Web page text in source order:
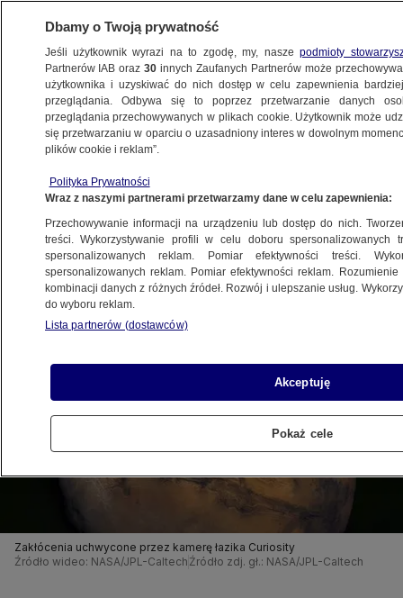
METEO
NAUKA
ale i niebezpieczne
16.06.2024, 14:12
Udostępnij
Zakłócenia uchwycone przez kamerę łazika Curiosity
Źródło wideo: NASA/JPL-Caltech Źródło zdj. gł.: NASA/JPL-Caltech
Dbamy o Twoją prywatność
Jeśli użytkownik wyrazi na to zgodę, my, naszepodmioty
Partnerów IAB oraz30 innych Zaufanych Partnerów może
użytkownika i uzyskiwać do nich dostęp w celu zapewnienia
przeglądania. Odbywa się to poprzez przetwarzanie danych
przeglądania przechowywanych w plikach cookie. Użytkownik może
się przetwarzaniu w oparciu o uzasadniony interes w dowolnym
plików cookie i reklam”.
Polityka Prywatności
Wraz z naszymi partnerami przetwarzamy dane w celu zapewnienia:
Przechowywanie informacji na urządzeniu lub dostęp do nich.
treści. Wykorzystywanie profili w celu doboru spersonalizowanych
spersonalizowanych reklam. Pomiar efektywności treści.
spersonalizowanych reklam. Pomiar efektywności reklam.
kombinacji danych z różnych źródeł. Rozwój i ulepszanie usług.
do wyboru reklam.
Lista partnerów (dostawców)
Akceptuję
Pokaż cele